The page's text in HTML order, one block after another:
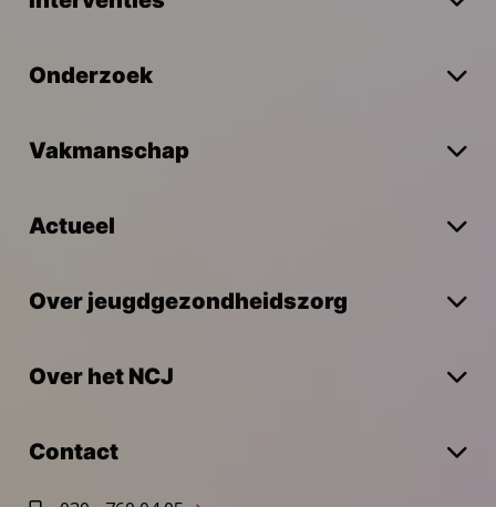
Onderzoek
Vakmanschap
Actueel
Over jeugdgezondheidszorg
Over het NCJ
Contact